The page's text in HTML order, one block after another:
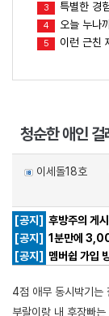
3 특별한 경
4 오늘 누나
5 이런 근친
청순한 애인
이세돌18호
[공지] 후방주의 게
[공지] 1분만에
[공지]
멤버쉽 가입
4점 애무 동시박기는
부랄이랑 내 후장빠